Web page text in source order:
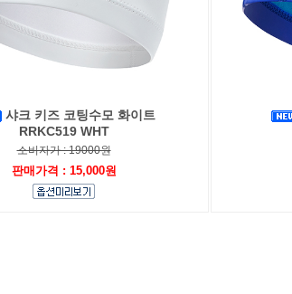
샤크 키즈 코팅수모 화이트
RRKC519 WHT
소비자가 : 19000원
판매가격 : 15,000원